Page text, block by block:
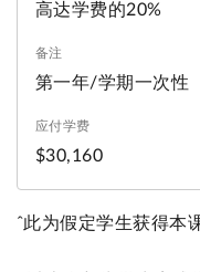
高达学费的20%
第一年/学期一次性
$30,160
ˆ此为假定学生获得本